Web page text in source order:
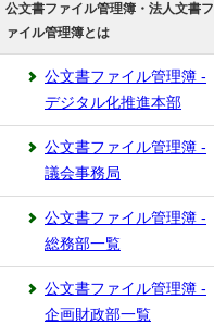
公文書ファイル管理簿・法人文書フ
ァイル管理簿とは
公文書ファイル管理簿 ‐
デジタル化推進本部
公文書ファイル管理簿 -
議会事務局
公文書ファイル管理簿 -
総務部一覧
公文書ファイル管理簿 -
企画財政部一覧